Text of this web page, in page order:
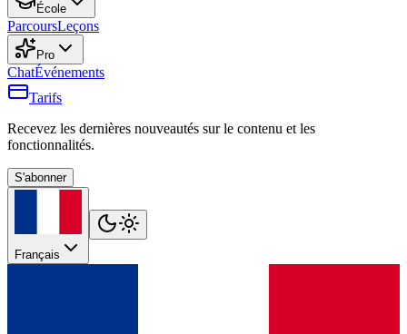
École
ParcoursLeçons
Pro
ChatÉvénements
Tarifs
Recevez les dernières nouveautés sur le contenu et les
fonctionnalités.
S'abonner
Français